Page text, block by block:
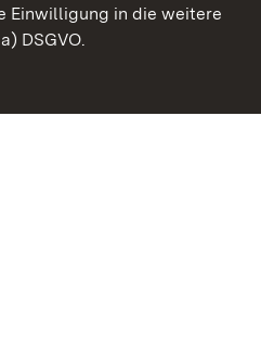
Einwilligung in die weitere
DSGVO.